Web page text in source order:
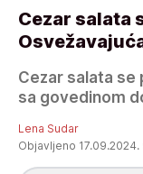
Cezar salata
Cezar salata se
sa govedinom
Lena Sudar
Objavljeno 17.09.2024.